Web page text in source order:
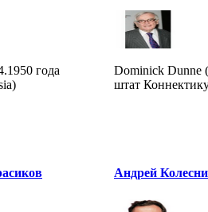
года
Dominick Dunne
штат
Андрей